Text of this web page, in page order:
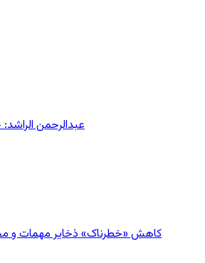
عبدالرحمن
کاهش «خطرناک» ذخایر مهمات و